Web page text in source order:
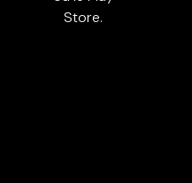
Store.